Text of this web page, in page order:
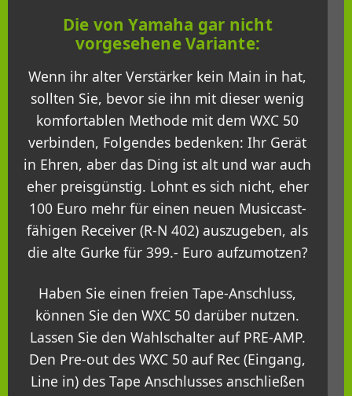
Die von Yamaha gar nicht
vorgesehene Variante:
Wenn ihr alter Verstärker kein Main in hat,
sollten Sie, bevor sie ihn mit dieser wenig
komfortablen Methode mit dem WXC 50
verbinden, Folgendes bedenken: Ihr Gerät
in Ehren, aber das Ding ist alt und war auch
eher preisgünstig. Lohnt es sich nicht, eher
100 Euro mehr für einen neuen Musiccast-
fähigen Receiver (R-N 402) auszugeben, als
die alte Gurke für 399.- Euro aufzumotzen?
Haben Sie einen freien Tape-Anschluss,
können Sie den WXC 50 darüber nutzen.
Lassen Sie den Wahlschalter auf PRE-AMP.
Den Pre-out des WXC 50 auf Rec (Eingang,
Line in) des Tape Anschlusses anschließen